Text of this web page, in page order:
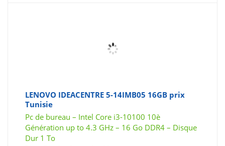
LENOVO IDEACENTRE 5-14IMB05 16GB prix
Tunisie
Pc de bureau – Intel Core i3-10100 10è
Génération up to 4.3 GHz – 16 Go DDR4 – Disque
Dur 1 To